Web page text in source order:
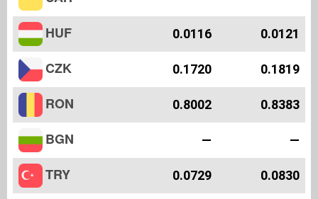
HUF 0.0116 0.0121
CZK 0.1720 0.1819
RON 0.8002 0.8383
BGN — —
TRY 0.0729 0.0830